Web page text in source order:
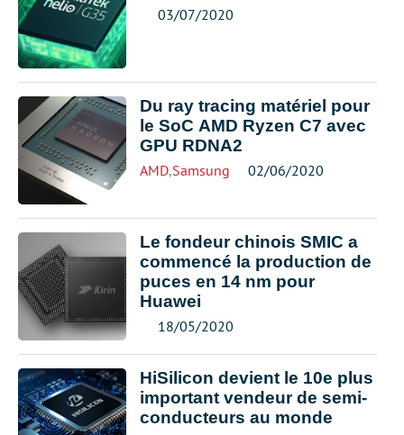
03/07/2020
Du ray tracing matériel pour
le SoC AMD Ryzen C7 avec
GPU RDNA2
AMD,Samsung 02/06/2020
Le fondeur chinois SMIC a
commencé la production de
puces en 14 nm pour
Huawei
18/05/2020
HiSilicon devient le 10e plus
important vendeur de semi-
conducteurs au monde